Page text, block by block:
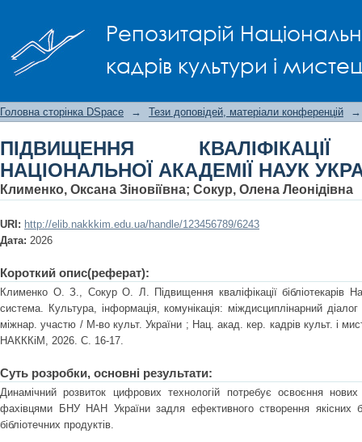
Репозитарій
кадрів культури і
УКРАЇНИ ЯК СИСТЕМА
Головна сторінка DSpace → Тези доповідей, матеріали конференцій →
ПІДВИЩЕННЯ КВАЛІФІКАЦІЇ
НАЦІОНАЛЬНОЇ АКАДЕМІЇ НАУК
Клименко, Оксана Зіновіївна; Сокур, Олена Леонідівна
URI: http://elib.nakkkim.edu.ua/handle/123456789/6243
Дата: 2026
Короткий опис(реферат):
Клименко О. З., Сокур О. Л. Підвищення кваліфікації бібліотекарів
система. Культура, інформація, комунікація: міждисциплінарний
міжнар. участю / М-во культ. України ; Нац. акад. кер. кадрів культ. і
НАКККіМ, 2026. С. 16-17.
Суть розробки, основні результати:
Динамічний розвиток цифрових технологій потребує освоєння
фахівцями БНУ НАН України задля ефективного створення якісних
бібліотечних продуктів.